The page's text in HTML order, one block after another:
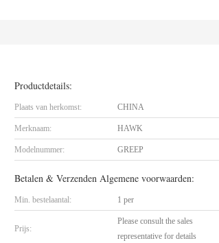
Productdetails:
Plaats van herkomst: CHINA
Merknaam: HAWK
Modelnummer: GREEP
Betalen & Verzenden Algemene voorwaarden:
Min. bestelaantal: 1 per
Prijs:
Please consult the sales
representative for details